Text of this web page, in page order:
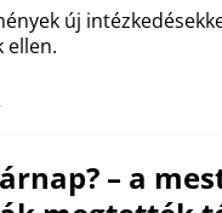
új
ellen.
– a